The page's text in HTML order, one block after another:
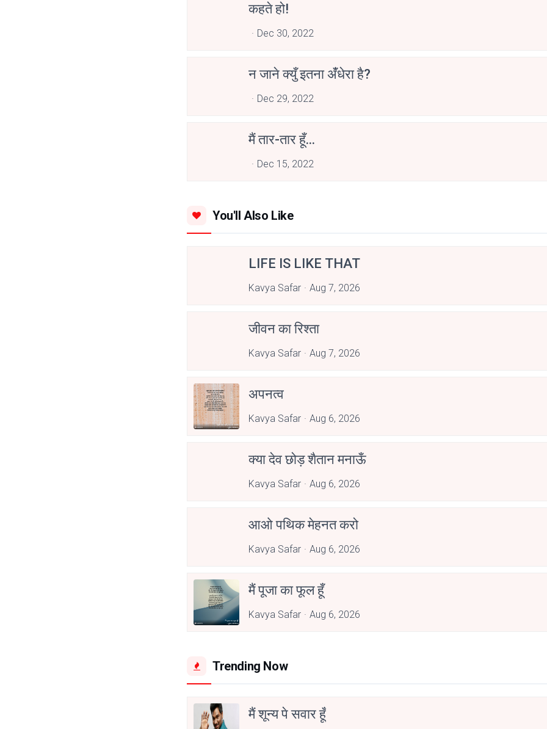
कहते हो!
Dec 30, 2022
न जाने क्युँ इतना अंँधेरा है?
Dec 29, 2022
मैं तार-तार हूँ...
Dec 15, 2022
You'll Also Like
LIFE IS LIKE THAT
Kavya Safar Aug 7, 2026
जीवन का रिश्ता
Kavya Safar Aug 7, 2026
अपनत्व
Kavya Safar Aug 6, 2026
क्या देव छोड़ शैतान मनाऊँ
Kavya Safar Aug 6, 2026
आओ पथिक मेहनत करो
Kavya Safar Aug 6, 2026
मैं पूजा का फूल हूँ
Kavya Safar Aug 6, 2026
Trending Now
मैं शून्य पे सवार हूँ